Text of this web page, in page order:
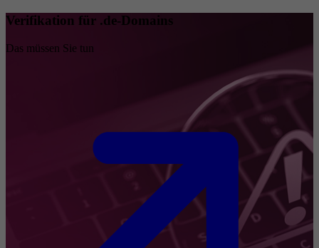
Verifikation für .de-Domains
Das müssen Sie tun